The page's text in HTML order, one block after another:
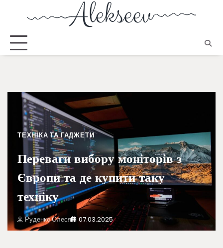
ТЕХНІКА ТА ГАДЖЕТИ
Переваги вибору моніторів з
Європи та де купити таку
техніку
Руденко Олеся 07.03.2025